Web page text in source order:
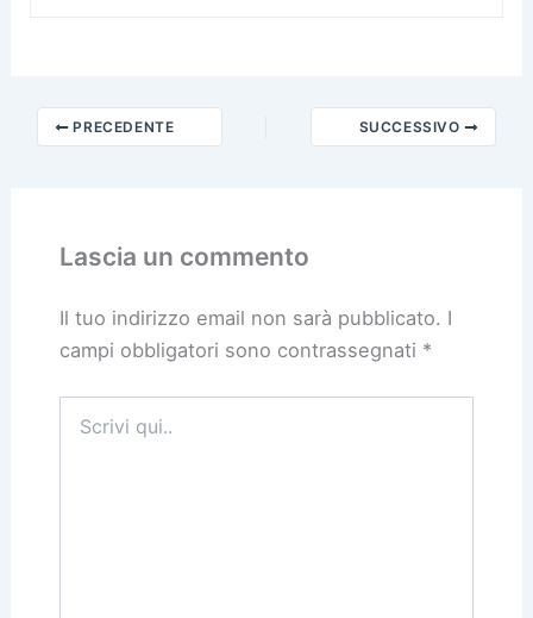
PRECEDENTE SUCCESSIVO
Lascia un commento
Il tuo indirizzo email non sarà pubblicato. I
campi obbligatori sono contrassegnati *
qui..